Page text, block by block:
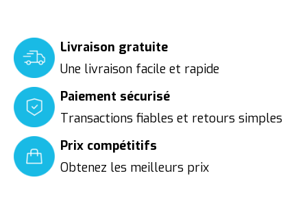
Livraison gratuite
Une livraison facile et rapide
Paiement sécurisé
Transactions fiables et retours simples
Prix compétitifs
Obtenez les meilleurs prix